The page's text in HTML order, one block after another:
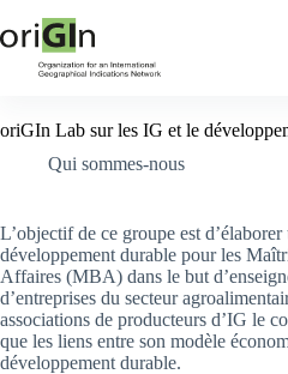
oriGIn Lab sur les IG et le
Qui sommes-nous
L’objectif de ce groupe est
développement durable pour les
Affaires (MBA) dans le but
d’entreprises du secteur
associations de producteurs d’IG le
que les liens entre son modèle
développement durable.